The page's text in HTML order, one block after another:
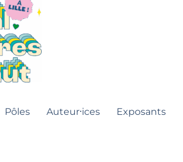
Pôles Auteur⸱ices Exposants